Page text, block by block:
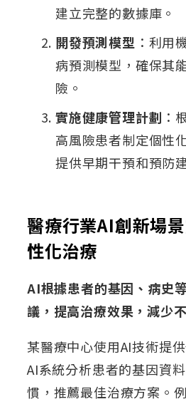
建立完整的數據庫。
開發預測模型 ：利用
病預測模型，確保其
險。
實施健康管理計劃 ：
高風險患者制定個性
提供早期干預和預防
醫療行業AI創新場
性化治療
AI根據患者的基因、病史
議，提高治療效果，減少
某醫療中心使用AI技術提
AI系統分析患者的基因資
慣，推薦最佳治療方案。